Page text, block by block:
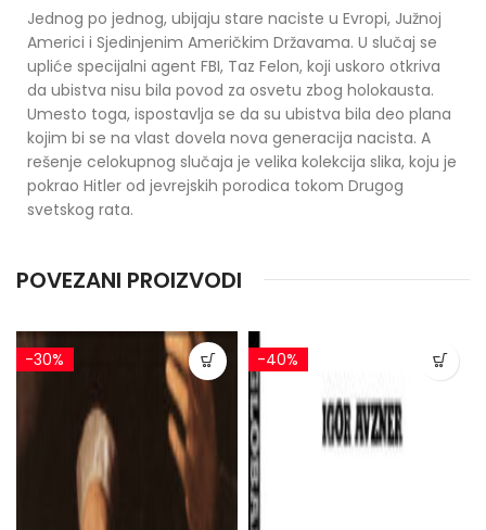
Jednog po jednog, ubijaju stare naciste u Evropi, Južnoj
Americi i Sjedinjenim Američkim Državama. U slučaj se
upliće specijalni agent FBI, Taz Felon, koji uskoro otkriva
da ubistva nisu bila povod za osvetu zbog holokausta.
Umesto toga, ispostavlja se da su ubistva bila deo plana
kojim bi se na vlast dovela nova generacija nacista. A
rešenje celokupnog slučaja je velika kolekcija slika, koju je
pokrao Hitler od jevrejskih porodica tokom Drugog
svetskog rata.
POVEZANI PROIZVODI
-30% -40%